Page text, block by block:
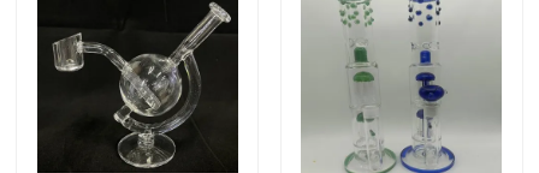
Contrôle de la qualité